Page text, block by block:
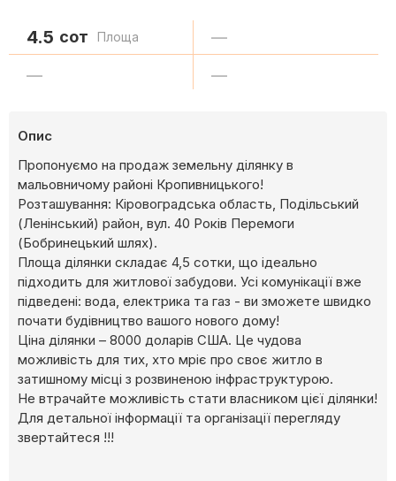
4.5 сот Площа —
— —
Опис
Пропонуємо на продаж земельну ділянку в
мальовничому районі Кропивницького!
Розташування: Кіровоградська область, Подільський
(Ленінський) район, вул. 40 Років Перемоги
(Бобринецький шлях).
Площа ділянки складає 4,5 сотки, що ідеально
підходить для житлової забудови. Усі комунікації вже
підведені: вода, електрика та газ - ви зможете швидко
почати будівництво вашого нового дому!
Ціна ділянки – 8000 доларів США. Це чудова
можливість для тих, хто мріє про своє житло в
затишному місці з розвиненою інфраструктурою.
Не втрачайте можливість стати власником цієї ділянки!
Для детальної інформації та організації перегляду
звертайтеся !!!